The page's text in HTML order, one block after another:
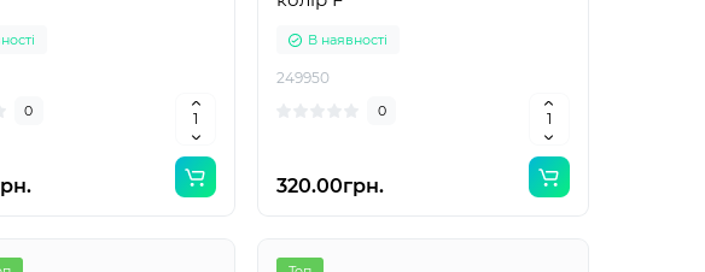
0
В наявності
249950
0
320.00грн.